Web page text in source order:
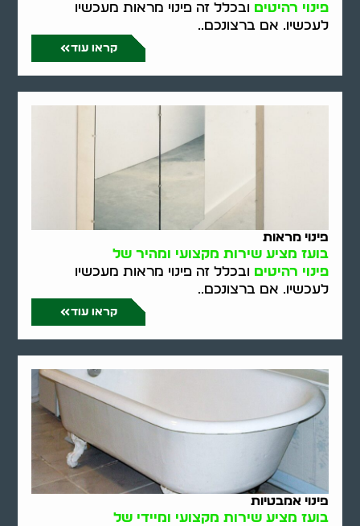
פינוי רהיטים ובכלל זה פינוי מראות מעכשיו
לעכשיו. אם ברצונכם..
קראו עוד
פינוי מראות
בועז מציע שירות מקצועי ומהיר של
פינוי רהיטים ובכלל זה פינוי מראות מעכשיו
לעכשיו. אם ברצונכם..
קראו עוד
פינוי אמבטיות
בועז מציע שירות מקצועי ומיידי של